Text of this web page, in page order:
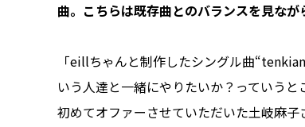
曲。こちらは既存曲とのバランスを見なが
「eillちゃんと制作したシングル曲
いう人達と一緒にやりたいか？っていう
初めてオファーさせていただいた⼟岐⿇